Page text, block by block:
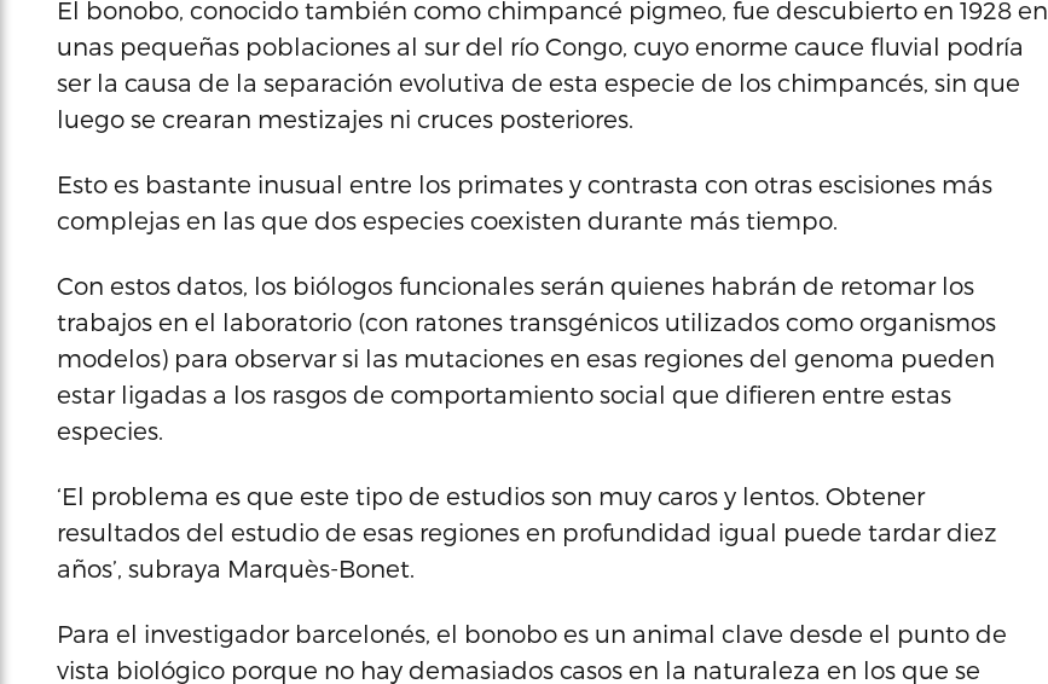
El bonobo, conocido también como chimpancé pigmeo, fue descubierto en 1928 en
unas pequeñas poblaciones al sur del río Congo, cuyo enorme cauce fluvial podría
ser la causa de la separación evolutiva de esta especie de los chimpancés, sin que
luego se crearan mestizajes ni cruces posteriores.
Esto es bastante inusual entre los primates y contrasta con otras escisiones más
complejas en las que dos especies coexisten durante más tiempo.
Con estos datos, los biólogos funcionales serán quienes habrán de retomar los
trabajos en el laboratorio (con ratones transgénicos utilizados como organismos
modelos) para observar si las mutaciones en esas regiones del genoma pueden
estar ligadas a los rasgos de comportamiento social que difieren entre estas
especies.
‘El problema es que este tipo de estudios son muy caros y lentos. Obtener
resultados del estudio de esas regiones en profundidad igual puede tardar diez
años’, subraya Marquès-Bonet.
Para el investigador barcelonés, el bonobo es un animal clave desde el punto de
vista biológico porque no hay demasiados casos en la naturaleza en los que se